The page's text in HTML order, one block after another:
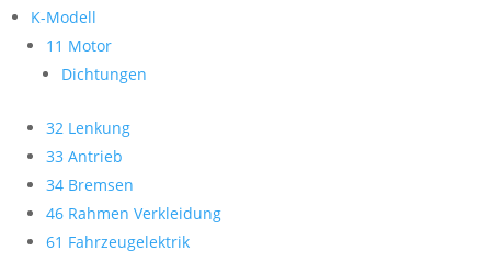
K-Modell
11 Motor
Dichtungen
32 Lenkung
33 Antrieb
34 Bremsen
46 Rahmen Verkleidung
61 Fahrzeugelektrik